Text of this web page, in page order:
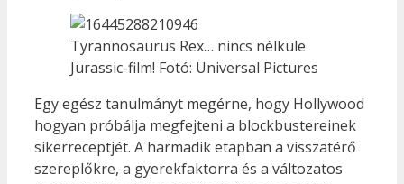
Tyrannosaurus Rex… nincs nélküle
Jurassic-film! Fotó: Universal Pictures
Egy egész tanulmányt megérne, hogy Hollywood
hogyan próbálja megfejteni a blockbustereinek
sikerreceptjét. A harmadik etapban a visszatérő
szereplőkre, a gyerekfaktorra és a változatos